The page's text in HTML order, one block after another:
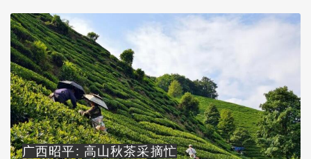
广西昭平: 高山秋茶采摘忙